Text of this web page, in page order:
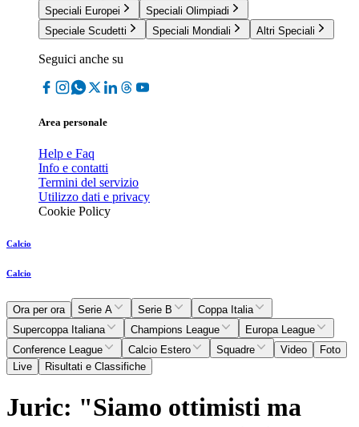
Speciali Europei
Speciali Olimpiadi
Speciale Scudetti
Speciali Mondiali Altri Speciali
Seguici anche su
Area personale
Help e Faq
Info e contatti
Termini del servizio
Utilizzo dati e privacy
Cookie Policy
Calcio
Calcio
Ora per ora Serie A Serie B
Coppa Italia
Supercoppa Italiana
Champions League
Europa League
Conference League
Calcio Estero Squadre Video
Foto
Live
Risultati e Classifiche
Juric: "Siamo ottimisti ma